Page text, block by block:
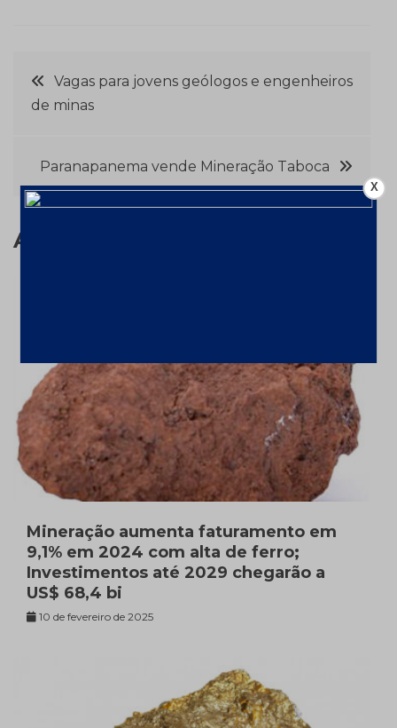
Navegação
Post
Vagas para jovens geólogos e engenheiros
de minas
Paranapanema vende Mineração Taboca
Assuntos relacionados
Mineração aumenta faturamento em
9,1% em 2024 com alta de ferro;
Investimentos até 2029 chegarão a
US$ 68,4 bi
10 de fevereiro de 2025
X